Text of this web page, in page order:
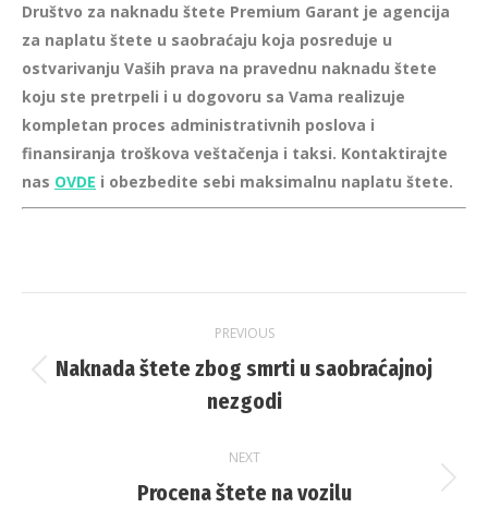
Društvo za naknadu štete Premium Garant je agencija
za naplatu štete u saobraćaju koja posreduje u
ostvarivanju Vaših prava na pravednu naknadu štete
koju ste pretrpeli i u dogovoru sa Vama realizuje
kompletan proces administrativnih poslova i
finansiranja troškova veštačenja i taksi. Kontaktirajte
nas OVDE i obezbedite sebi maksimalnu naplatu štete.
navigation
PREVIOUS
Previous
post:
Naknada štete zbog smrti u saobraćajnoj
nezgodi
NEXT
Next
Procena štete na vozilu